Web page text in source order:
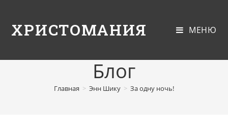
ХРИСТОМАНИЯ МЕНЮ
Блог
Главная > Энн Шику > За одну ночь!